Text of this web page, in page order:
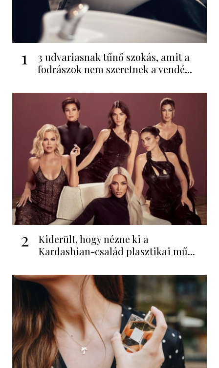
1
3 udvariasnak tűnő szokás, amit a
fodrászok nem szeretnek a vendé...
2
Kiderült, hogy nézne ki a
Kardashian-család plasztikai mű...